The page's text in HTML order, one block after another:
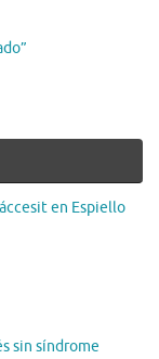
en Espiello
sin síndrome